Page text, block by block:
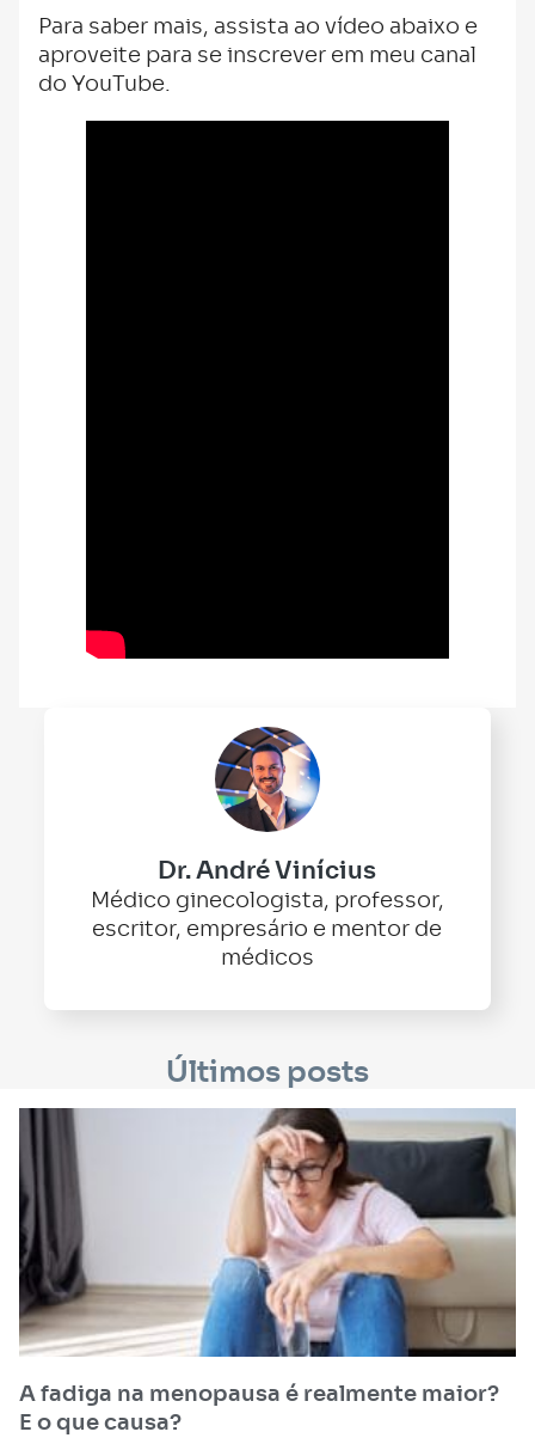
Para saber mais, assista ao vídeo abaixo e
aproveite para se inscrever em meu canal
do YouTube.
Dr. André Vinícius
Médico ginecologista, professor,
escritor, empresário e mentor de
médicos
Últimos posts
A fadiga na menopausa é realmente maior?
E o que causa?